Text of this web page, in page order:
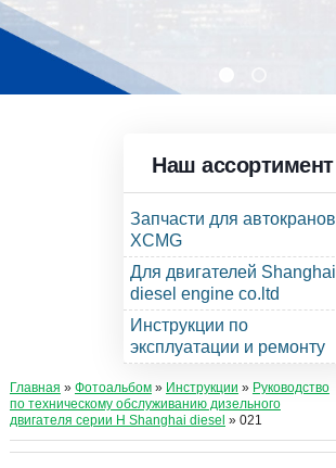
Наш ассортимент
Запчасти для автокранов
XCMG
Для двигателей Shanghai
diesel engine co.ltd
Инструкции по
эксплуатации и ремонту
Главная » Фотоальбом» Инструкции » Руководство
по техническому обслуживанию дизельного
двигателя серии Н Shanghai diesel » 021